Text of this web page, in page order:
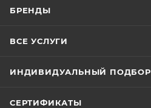
БРЕНДЫ
ВСЕ УСЛУГИ
ИНДИВИДУАЛЬНЫЙ ПОДБОР
СЕРТИФИКАТЫ